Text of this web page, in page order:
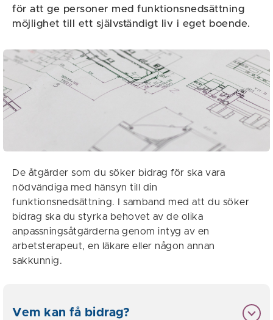
för att ge personer med funktionsnedsättning
möjlighet till ett självständigt liv i eget boende.
De åtgärder som du söker bidrag för ska vara
nödvändiga med hänsyn till din
funktionsnedsättning. I samband med att du söker
bidrag ska du styrka behovet av de olika
anpassningsåtgärderna genom intyg av en
arbetsterapeut, en läkare eller någon annan
sakkunnig.
Vem kan få bidrag?